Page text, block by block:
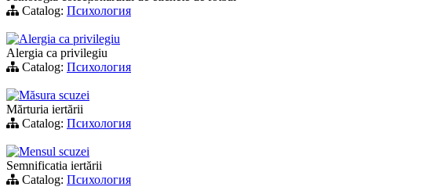
Catalog: Психология
Alergia ca privilegiu
Alergia ca privilegiu
Catalog: Психология
Măsura scuzei
Mărturia iertării
Catalog: Психология
Mensul scuzei
Semnificatia iertării
Catalog: Психология